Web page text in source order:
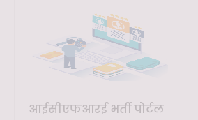
आईसीएफआरई भर्ती पोर्टल